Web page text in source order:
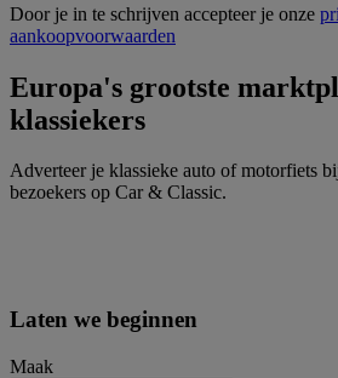
Door je in te schrijven accepteer je onze
aankoopvoorwaarden
Europa's grootste
klassiekers
Adverteer je klassieke auto of motorfiets
bezoekers op Car & Classic.
Laten we beginnen
Maak